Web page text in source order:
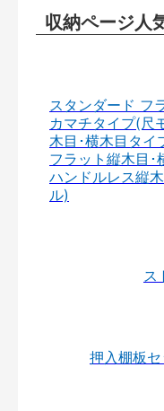
収納ページ人
スタンダード フ
カマチタイプ(尺
木目･横木目タ
フラット縦木目
ハンドルレス縦
ル)
ス
押入棚板